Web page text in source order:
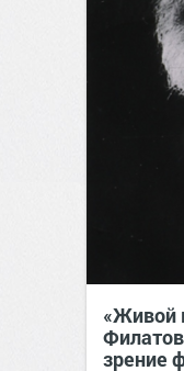
«Живой
зрение